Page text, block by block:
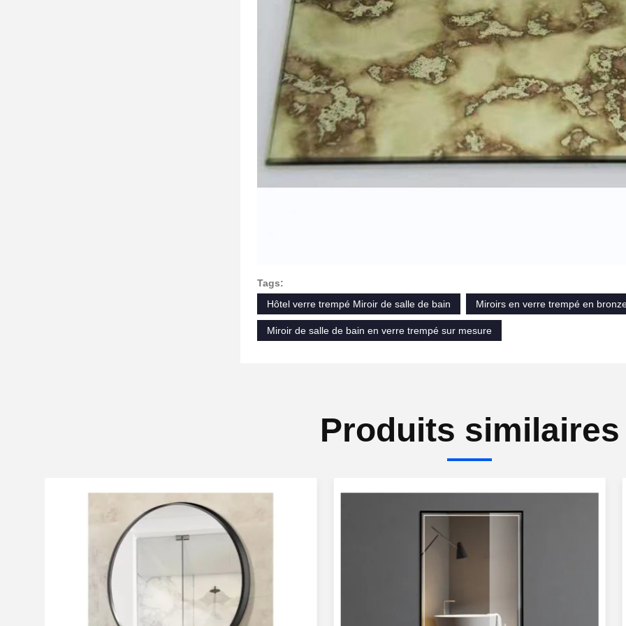
Tags:
Hôtel verre trempé Miroir de salle de bain
Miroirs en verre trempé en
Miroir de salle de bain en verre trempé sur mesure
Produits similaires